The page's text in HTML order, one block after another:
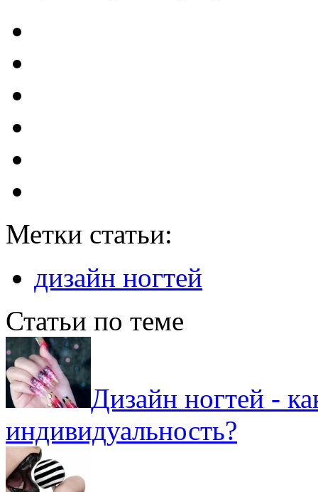
Метки статьи:
дизайн ногтей
Статьи по теме
Дизайн ногтей -
индивидуальность?